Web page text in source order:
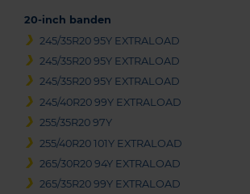
20-inch banden
245/35R20 95Y EXTRALOAD
245/35R20 95Y EXTRALOAD
245/35R20 95Y EXTRALOAD
245/40R20 99Y EXTRALOAD
255/35R20 97Y
255/40R20 101Y EXTRALOAD
265/30R20 94Y EXTRALOAD
265/35R20 99Y EXTRALOAD